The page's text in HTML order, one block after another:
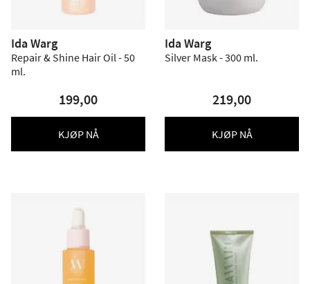
Ida Warg
Repair & Shine Hair Oil - 50
ml.
199,00
KJØP NÅ
Ida Warg
Silver Mask - 300 ml.
219,00
KJØP NÅ